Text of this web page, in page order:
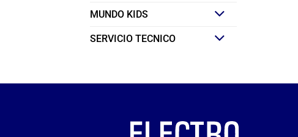
MUNDO KIDS
SERVICIO TECNICO